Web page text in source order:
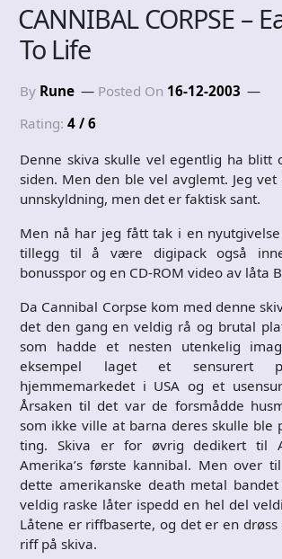
CANNIBAL CORPSE –
To Life
By Rune Posted On 16-12-2003
Rating: 4 / 6
Denne skiva skulle vel egentlig ha blitt
siden. Men den ble vel avglemt. Jeg
unnskyldning, men det er faktisk sant.
Men nå har jeg fått tak i en
tillegg til å være digipack også
bonusspor og en CD-ROM video av låta
Da Cannibal Corpse kom med denne
det den gang en veldig rå og brutal
som hadde et nesten utenkelig
eksempel laget et sensurert
hjemmemarkedet i USA og et
Årsaken til det var de forsmådde
som ikke ville at barna deres skulle ble
ting. Skiva er for øvrig dedikert til
Amerika’s første kannibal. Men over
dette amerikanske death metal
veldig raske låter ispedd en hel del
Låtene er riffbaserte, og det er en
riff på skiva.